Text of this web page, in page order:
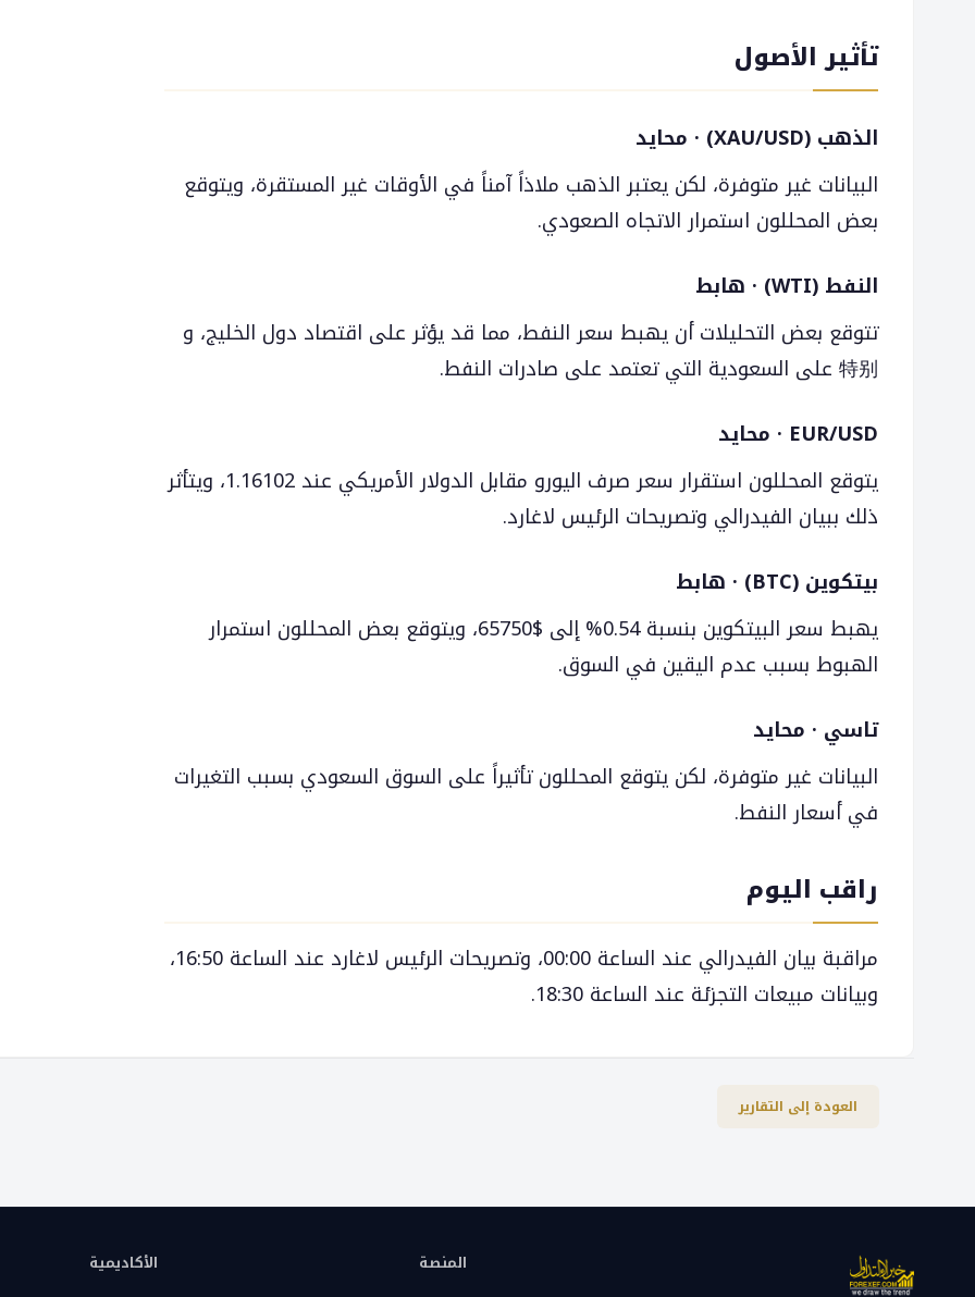
تأثير الأصول
الذهب (XAU/USD) · محايد
البيانات غير متوفرة، لكن يعتبر الذهب ملاذاً آمناً في الأوقات غير المستقرة، ويتوقع
بعض المحللون استمرار الاتجاه الصعودي.
النفط (WTI) · هابط
تتوقع بعض التحليلات أن يهبط سعر النفط، مما قد يؤثر على اقتصاد دول الخليج، و
特别 على السعودية التي تعتمد على صادرات النفط.
EUR/USD · محايد
يتوقع المحللون استقرار سعر صرف اليورو مقابل الدولار الأمريكي عند 1.16102، ويتأثر
ذلك ببيان الفيدرالي وتصريحات الرئيس لاغارد.
بيتكوين (BTC) · هابط
يهبط سعر البيتكوين بنسبة 0.54% إلى $65750، ويتوقع بعض المحللون استمرار
الهبوط بسبب عدم اليقين في السوق.
تاسي · محايد
البيانات غير متوفرة، لكن يتوقع المحللون تأثيراً على السوق السعودي بسبب التغيرات
في أسعار النفط.
راقب اليوم
مراقبة بيان الفيدرالي عند الساعة 00:00، وتصريحات الرئيس لاغارد عند الساعة 16:50،
وبيانات مبيعات التجزئة عند الساعة 18:30.
العودة إلى التقارير
المنصة الأكاديمية